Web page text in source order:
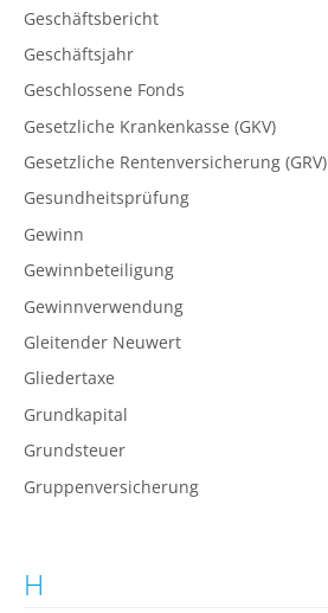
Geschäftsbericht
Geschäftsjahr
Geschlossene Fonds
Gesetzliche Krankenkasse (GKV)
Gesetzliche Rentenversicherung (GRV)
Gesundheitsprüfung
Gewinn
Gewinnbeteiligung
Gewinnverwendung
Gleitender Neuwert
Gliedertaxe
Grundkapital
Grundsteuer
Gruppenversicherung
H